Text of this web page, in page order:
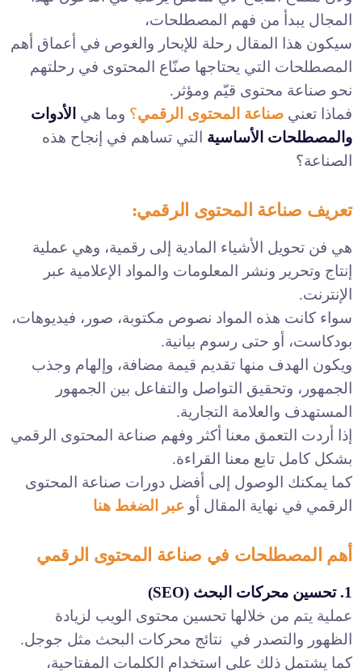
المجال يبدأ من فهم المصطلحات،
سيكون هذا المقال رحلة للإبحار والغوص في أعماق أهم
المصطلحات التي يحتاجها صنّاع المحتوى في رحلتهم
نحو صناعة محتوى قيّم ومؤثر.
فماذا تعني صناعة المحتوى الرقمي؟ وما هي الأدوات
والمصطلحات الأساسية التي تساهم في إنجاح هذه
الصناعة؟
تعريف صناعة المحتوى الرقمي:
هي فن تحويل الأشياء المادية إلى رقمية، وهي عملية
إنتاج وتحرير ونشر المعلومات والمواد الإعلامية عبر
الإنترنت.
سواء كانت هذه المواد نصوص مكتوبة، صور، فيديوهات،
بودكاست، أو حتى رسوم بيانية.
ويكون الهدف منها تقديم قيمة مضافة، وإلهام وجذب
الجمهور، وتحقيق التواصل والتفاعل بين الجمهور
المستهدف والعلامة التجارية.
إذا أردت التعمق معنا أكثر وفهم صناعة المحتوى الرقمي
بشكل كامل تابع معنا القراءة.
كما يمكنك الوصول إلى أفضل دورات صناعة المحتوى
الرقمي في نهاية المقال أو عبر الضغط هنا
أهم المصطلحات في صناعة المحتوى الرقمي
1. تحسين محركات البحث (SEO)
عملية يتم من خلالها تحسين محتوى الويب لزيادة
الظهور والتصدر في نتائج محركات البحث مثل جوجل.
كما يشتمل ذلك على استخدام الكلمات المفتاحية،